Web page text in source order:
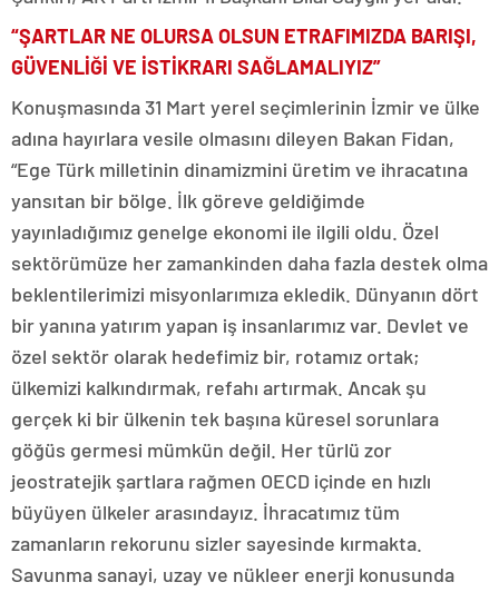
“ŞARTLAR NE OLURSA OLSUN ETRAFIMIZDA BARIŞI,
GÜVENLİĞİ VE İSTİKRARI SAĞLAMALIYIZ”
Konuşmasında 31 Mart yerel seçimlerinin İzmir ve ülke
adına hayırlara vesile olmasını dileyen Bakan Fidan,
“Ege Türk milletinin dinamizmini üretim ve ihracatına
yansıtan bir bölge. İlk göreve geldiğimde
yayınladığımız genelge ekonomi ile ilgili oldu. Özel
sektörümüze her zamankinden daha fazla destek olma
beklentilerimizi misyonlarımıza ekledik. Dünyanın dört
bir yanına yatırım yapan iş insanlarımız var. Devlet ve
özel sektör olarak hedefimiz bir, rotamız ortak;
ülkemizi kalkındırmak, refahı artırmak. Ancak şu
gerçek ki bir ülkenin tek başına küresel sorunlara
göğüs germesi mümkün değil. Her türlü zor
jeostratejik şartlara rağmen OECD içinde en hızlı
büyüyen ülkeler arasındayız. İhracatımız tüm
zamanların rekorunu sizler sayesinde kırmakta.
Savunma sanayi, uzay ve nükleer enerji konusunda